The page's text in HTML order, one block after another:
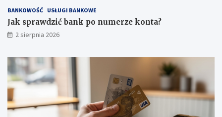
BANKOWOŚĆ USŁUGI BANKOWE
Jak sprawdzić bank po numerze konta?
2 sierpnia 2026